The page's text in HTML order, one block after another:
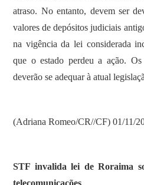
atraso. No entanto, devem ser
valores de depósitos judiciais
na vigência da lei considerada
que o estado perdeu a ação.
deverão se adequar à atual
(Adriana Romeo/CR//CF) 01/11/
STF invalida lei de Roraima
telecomunicações